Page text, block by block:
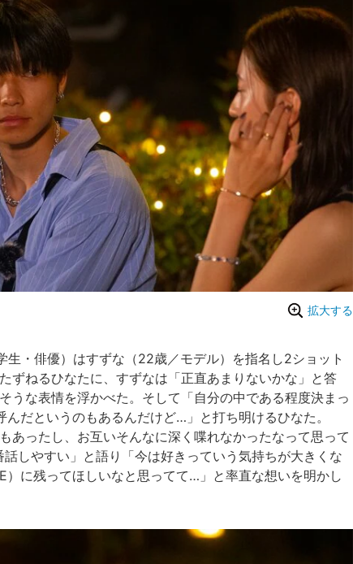
拡大する
・俳優）はすずな（22歳／モデル）を指名し2ショット
ずねるひなたに、すずなは「正直あまりないかな」と答
うな表情を浮かべた。そして「自分の中である程度決まっ
だというのもあるんだけど…」と打ち明けるひなた。
あったし、お互いそんなに深く喋れなかったなって思って
しやすい」と語り「今は好きっていう気持ちが大きくな
）に残ってほしいなと思ってて…」と率直な想いを明かし